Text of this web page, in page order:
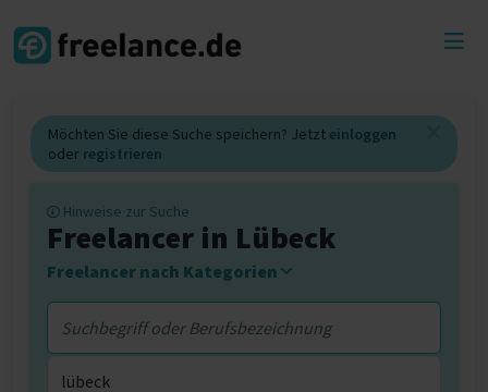
Möchten Sie diese Suche speichern? Jetzt einloggen
oder registrieren
Hinweise zur Suche
Freelancer in Lübeck
Freelancer nach Kategorien